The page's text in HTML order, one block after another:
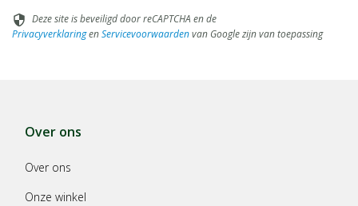
security Deze site is beveiligd door reCAPTCHA en de
PrivacyverklaringenServicevoorwaardenvan Google zijn van toepassing
Over ons
Over ons
Onze winkel